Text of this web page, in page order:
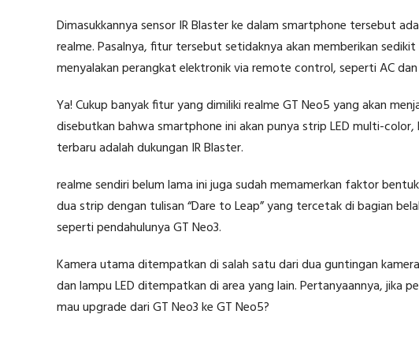
Dimasukkannya sensor IR Blaster ke dalam smartphone tersebut
realme. Pasalnya, fitur tersebut setidaknya akan memberikan
menyalakan perangkat elektronik via remote control, seperti AC
Ya! Cukup banyak fitur yang dimiliki realme GT Neo5 yang akan
disebutkan bahwa smartphone ini akan punya strip LED multi-
terbaru adalah dukungan IR Blaster.
realme sendiri belum lama ini juga sudah memamerkan faktor
dua strip dengan tulisan “Dare to Leap” yang tercetak di bagian
seperti pendahulunya GT Neo3.
Kamera utama ditempatkan di salah satu dari dua guntingan
dan lampu LED ditempatkan di area yang lain. Pertanyaannya, jika
mau upgrade dari GT Neo3 ke GT Neo5?